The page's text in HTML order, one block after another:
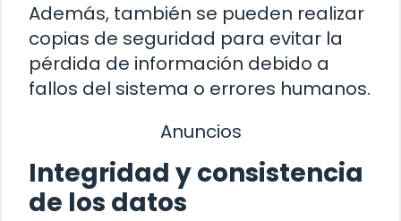
Además, también se pueden realizar
copias de seguridad para evitar la
pérdida de información debido a
fallos del sistema o errores humanos.
Anuncios
Integridad y consistencia
de los datos